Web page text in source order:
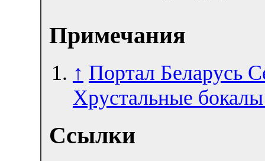
Примечания
↑ Портал Беларусь
Хрустальные бокалы
Ссылки